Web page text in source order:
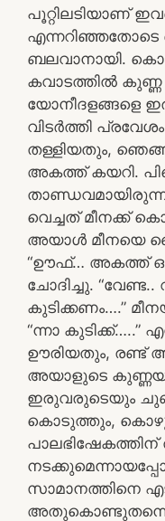
പൂറ്റിലടിയാണ്
എന്നറിഞ്ഞതോടെ
ബലവാനായി.
കവാടത്തിൽ കുണ്ണ
യോനീദളങ്ങളെ
വിടർത്തി
തള്ളിയതും,
അകത്ത് കയറി.
വെച്ചത് മീനക്ക്
അയാൾ മീനയെ
“ഊഫ്… അകത്ത്
ചോദിച്ചു.
കുടിക്കണം….”
“ന്നാ
ഊരിയതും, രണ്ട്
അയാളുടെ
ഇരുവരുടെയും
കൊടുത്തും,
പാലഭിഷേകത്തിന്
സാമാനത്തിനെ
അതുകൊണ്ടുതന്നെ,